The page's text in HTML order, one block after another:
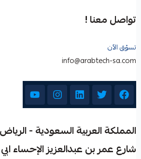
تواصل معنا !
تسوّق الآن
info@arabtech-sa.com
المملكة العربية السعودية -
شارع عمر بن عبدالعزيز الإحساء